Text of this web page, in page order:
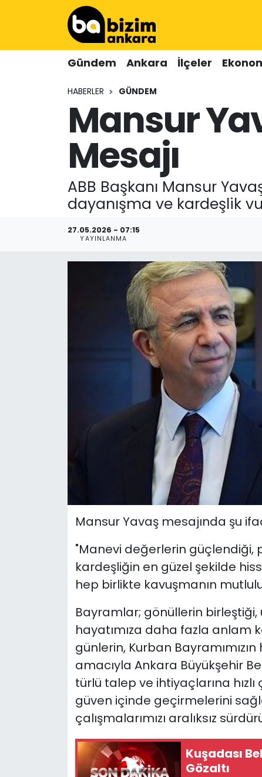
Gündem Ankara İlçeler
HABERLER GÜNDEM
Mansur
Mesajı
ABB Başkanı Mansur
dayanışma ve kardeşlik
27.05.2026 - 07:15
YAYINLANMA
Mansur Yavaş mesajında şu
"Manevi değerlerin güçlendiği,
kardeşliğin en güzel şekilde
hep birlikte kavuşmanın
Bayramlar; gönüllerin birleştiği,
hayatımıza daha fazla anlam
günlerin, Kurban
amacıyla Ankara Büyükşehir
türlü talep ve ihtiyaçlarına
güven içinde geçirmelerini
çalışmalarımızı aralıksız
Kuşadası
Gözaltı
Hava Durumu
Süper Lig Puan Durumu ve Fikstür
Tüm Manşetler
Son Dakika Haberleri
Haber Arşivi